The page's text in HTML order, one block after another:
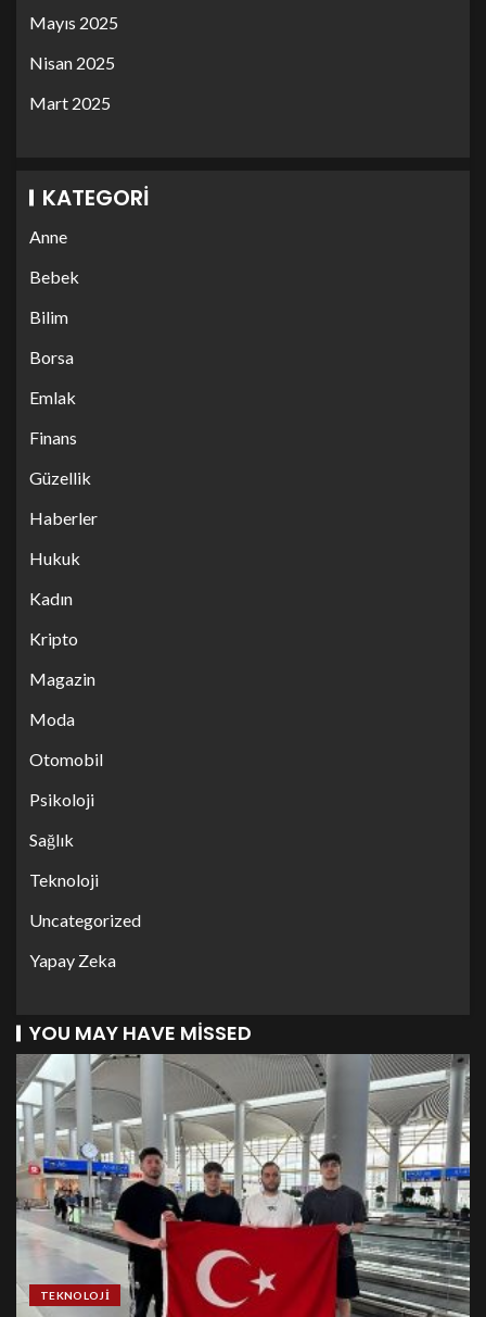
Mayıs 2025
Nisan 2025
Mart 2025
KATEGORI
Anne
Bebek
Bilim
Borsa
Emlak
Finans
Güzellik
Haberler
Hukuk
Kadın
Kripto
Magazin
Moda
Otomobil
Psikoloji
Sağlık
Teknoloji
Uncategorized
Yapay Zeka
YOU MAY HAVE MISSED
TEKNOLOJI